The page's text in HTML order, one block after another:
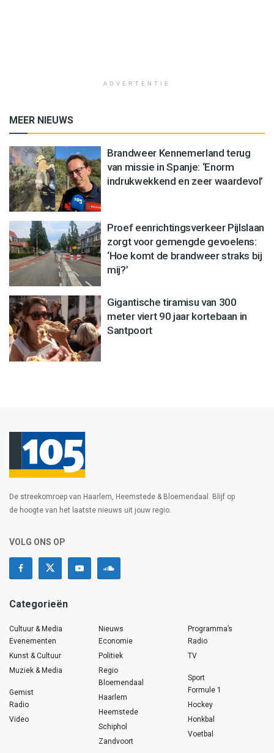
ADVERTENTIE
MEER NIEUWS
Brandweer Kennemerland terug
van missie in Spanje: ‘Enorm
indrukwekkend en zeer waardevol’
Proef eenrichtingsverkeer Pijlslaan
zorgt voor gemengde gevoelens:
‘Hoe komt de brandweer straks bij
mij?’
Gigantische tiramisu van 300
meter viert 90 jaar kortebaan in
Santpoort
De streekomroep van Haarlem, Heemstede & Bloemendaal. Blijf op
de hoogte van het laatste nieuws uit jouw regio.
VOLG ONS OP
Categorieën
Cultuur & Media
Evenementen
Kunst & Cultuur
Muziek & Media
Gemist
Radio
Video
Nieuws
Economie
Politiek
Regio
Bloemendaal
Haarlem
Heemstede
Schiphol
Zandvoort
Programma’s
Radio
TV
Sport
Formule 1
Hockey
Honkbal
Voetbal